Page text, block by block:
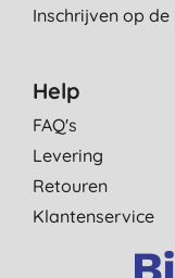
Inschrijven op
Help
FAQ's
Levering
Retouren
Klantenservice